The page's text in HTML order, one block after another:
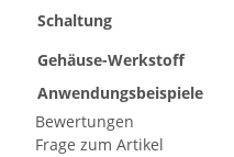
Schaltung
Gehäuse-Werkstoff
Anwendungsbeispiele
Bewertungen
Frage zum Artikel